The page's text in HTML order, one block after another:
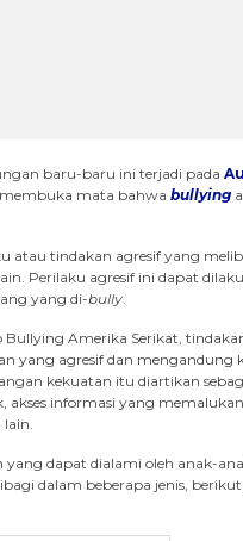
baru-baru ini terjadi pada
mata bahwa bullying
atau tindakan agresif yang
Perilaku agresif ini dapat
yang di-bully.
Bullying Amerika Serikat,
yang agresif dan mengandung
kekuatan itu diartikan
akses informasi yang
yang dapat dialami oleh anak-
dalam beberapa jenis,